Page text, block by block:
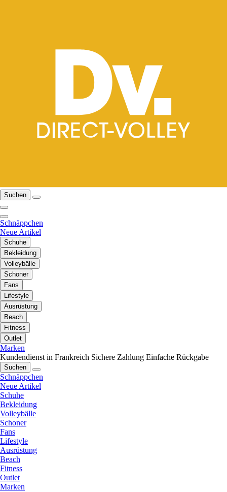
Suchen
Schnäppchen
Neue Artikel
Schuhe
Bekleidung
Volleybälle
Schoner
Fans
Lifestyle
Ausrüstung
Beach
Fitness
Outlet
Marken
Kundendienst in Frankreich Sichere Zahlung Einfache Rückgabe
Suchen
Schnäppchen
Neue Artikel
Schuhe
Bekleidung
Volleybälle
Schoner
Fans
Lifestyle
Ausrüstung
Beach
Fitness
Outlet
Marken